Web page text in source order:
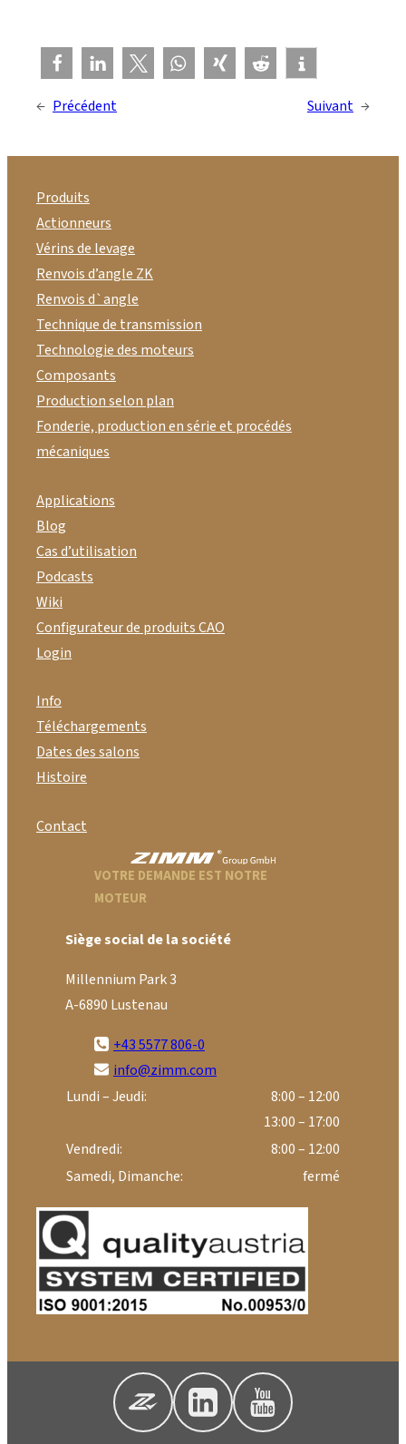
← Précédent Suivant →
Produits
Actionneurs
Vérins de levage
Renvois d’angle ZK
Renvois d`angle
Technique de transmission
Technologie des moteurs
Composants
Production selon plan
Fonderie, production en série et procédés
mécaniques
Applications
Blog
Cas d’utilisation
Podcasts
Wiki
Configurateur de produits CAO
Login
Info
Téléchargements
Dates des salons
Histoire
Contact
VOTRE DEMANDE EST NOTRE
MOTEUR
Siège social de la société
Millennium Park 3
A-6890 Lustenau
+43 5577 806-0
info@zimm.com
Lundi – Jeudi:
8:00 – 12:00
13:00 – 17:00
Vendredi:
8:00 – 12:00
Samedi, Dimanche:
fermé